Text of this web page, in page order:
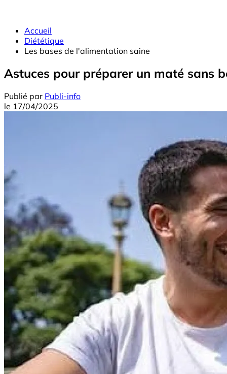
Accueil
Diététique
Les bases de l'alimentation saine
Astuces pour préparer un maté sans
Publié par Publi-info
le 17/04/2025